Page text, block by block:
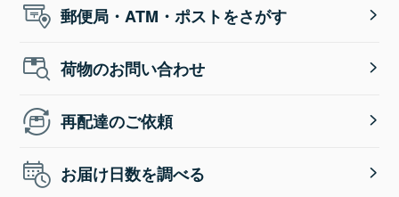
郵便局・ATM・ポストをさがす
荷物のお問い合わせ
再配達のご依頼
お届け日数を調べる